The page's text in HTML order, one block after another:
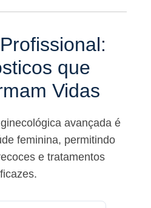
que
Vidas
avançada é
feminina, permitindo
e tratamentos